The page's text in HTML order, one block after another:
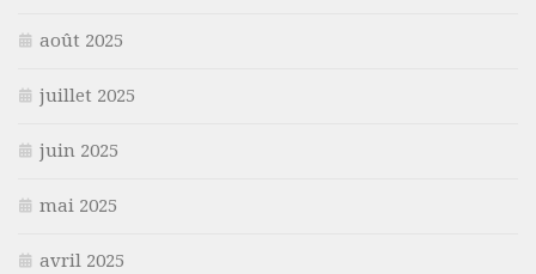
août 2025
juillet 2025
juin 2025
mai 2025
avril 2025